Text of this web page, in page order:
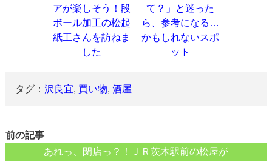
アが楽しそう！段
ボール加工の松起
紙工さんを訪ねま
した
て？」と迷った
ら、参考になる…
かもしれないスポ
ット
タグ：沢良宜, 買い物,酒屋
前の記事
あれっ、閉店っ？！ＪＲ茨木駅前の松屋が